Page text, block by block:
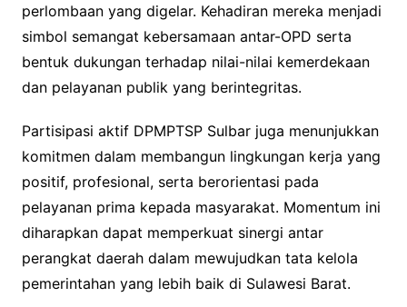
perlombaan yang digelar. Kehadiran mereka menjadi
simbol semangat kebersamaan antar-OPD serta
bentuk dukungan terhadap nilai-nilai kemerdekaan
dan pelayanan publik yang berintegritas.
Partisipasi aktif DPMPTSP Sulbar juga menunjukkan
komitmen dalam membangun lingkungan kerja yang
positif, profesional, serta berorientasi pada
pelayanan prima kepada masyarakat. Momentum ini
diharapkan dapat memperkuat sinergi antar
perangkat daerah dalam mewujudkan tata kelola
pemerintahan yang lebih baik di Sulawesi Barat.